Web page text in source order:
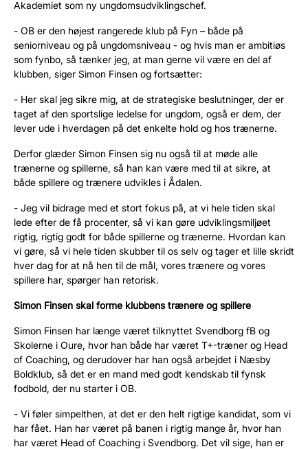
Akademiet som ny ungdomsudviklingschef.
- OB er den højest rangerede klub på Fyn – både på
seniorniveau og på ungdomsniveau - og hvis man er ambitiøs
som fynbo, så tænker jeg, at man gerne vil være en del af
klubben, siger Simon Finsen og fortsætter:
- Her skal jeg sikre mig, at de strategiske beslutninger, der er
taget af den sportslige ledelse for ungdom, også er dem, der
lever ude i hverdagen på det enkelte hold og hos trænerne.
Derfor glæder Simon Finsen sig nu også til at møde alle
trænerne og spillerne, så han kan være med til at sikre, at
både spillere og trænere udvikles i Ådalen.
- Jeg vil bidrage med et stort fokus på, at vi hele tiden skal
lede efter de få procenter, så vi kan gøre udviklingsmiljøet
rigtig, rigtig godt for både spillerne og trænerne. Hvordan kan
vi gøre, så vi hele tiden skubber til os selv og tager et lille skridt
hver dag for at nå hen til de mål, vores trænere og vores
spillere har, spørger han retorisk.
Simon Finsen skal forme klubbens trænere og spillere
Simon Finsen har længe været tilknyttet Svendborg fB og
Skolerne i Oure, hvor han både har været T+-træner og Head
of Coaching, og derudover har han også arbejdet i Næsby
Boldklub, så det er en mand med godt kendskab til fynsk
fodbold, der nu starter i OB.
- Vi føler simpelthen, at det er den helt rigtige kandidat, som vi
har fået. Han har været på banen i rigtig mange år, hvor han
har været Head of Coaching i Svendborg. Det vil sige, han er